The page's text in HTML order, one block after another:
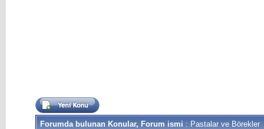
Forumda bulunan Konular, Forum ismi : Pastalar ve Börekler